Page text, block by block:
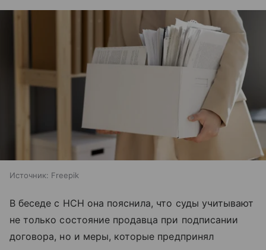
Источник: Freepik
В беседе с НСН она пояснила, что суды учитывают
не только состояние продавца при подписании
договора, но и меры, которые предпринял